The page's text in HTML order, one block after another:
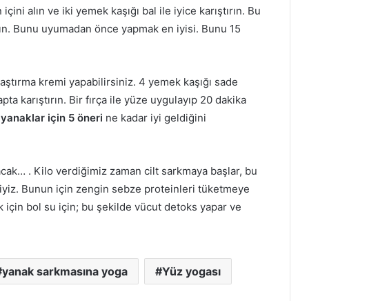
alın ve iki yemek kaşığı bal ile iyice karıştırın. Bu
Bunu uyumadan önce yapmak en iyisi. Bunu 15
kremi yapabilirsiniz. 4 yemek kaşığı sade
karıştırın. Bir fırça ile yüze uygulayıp 20 dakika
yanaklar için 5 öneri ne kadar iyi geldiğini
. Kilo verdiğimiz zaman cilt sarkmaya başlar, bu
Bunun için zengin sebze proteinleri tüketmeye
için bol su için; bu şekilde vücut detoks yapar ve
yanak sarkmasına yoga Yüz yogası